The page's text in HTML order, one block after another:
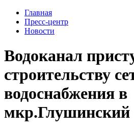
Главная
Пресс-центр
Новости
Водоканал
строительству
водоснабжения в
мкр.Глушинский